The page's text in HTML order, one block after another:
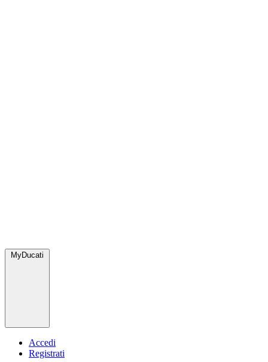
MyDucati
Accedi
Registrati